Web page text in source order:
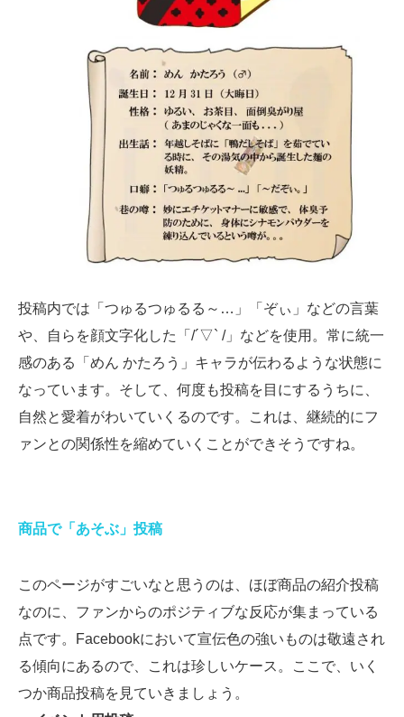
投稿内では「つゅるつゅるる～…」「ぞぃ」などの言葉
や、自らを顔文字化した「/´▽` /」などを使用。常に統一
感のある「めん かたろう」キャラが伝わるような状態に
なっています。そして、何度も投稿を目にするうちに、
自然と愛着がわいていくるのです。これは、継続的にフ
ァンとの関係性を縮めていくことができそうですね。
商品で「あそぶ」投稿
このページがすごいなと思うのは、ほぼ商品の紹介投稿
なのに、ファンからのポジティブな反応が集まっている
点です。Facebookにおいて宣伝色の強いものは敬遠され
る傾向にあるので、これは珍しいケース。ここで、いく
つか商品投稿を見ていきましょう。